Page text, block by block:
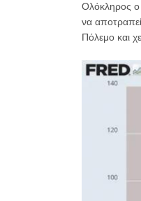
Ολόκληρος
να
Πόλεμο και